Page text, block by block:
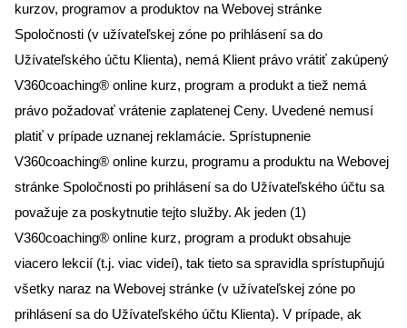
kurzov, programov a produktov na Webovej stránke
Spoločnosti (v užívateľskej zóne po prihlásení sa do
Užívateľského účtu Klienta), nemá Klient právo vrátiť zakúpený
V360coaching® online kurz, program a produkt a tiež nemá
právo požadovať vrátenie zaplatenej Ceny. Uvedené nemusí
platiť v prípade uznanej reklamácie. Sprístupnenie
V360coaching® online kurzu, programu a produktu na Webovej
stránke Spoločnosti po prihlásení sa do Užívateľského účtu sa
považuje za poskytnutie tejto služby. Ak jeden (1)
V360coaching® online kurz, program a produkt obsahuje
viacero lekcií (t.j. viac videí), tak tieto sa spravidla sprístupňujú
všetky naraz na Webovej stránke (v užívateľskej zóne po
prihlásení sa do Užívateľského účtu Klienta). V prípade, ak